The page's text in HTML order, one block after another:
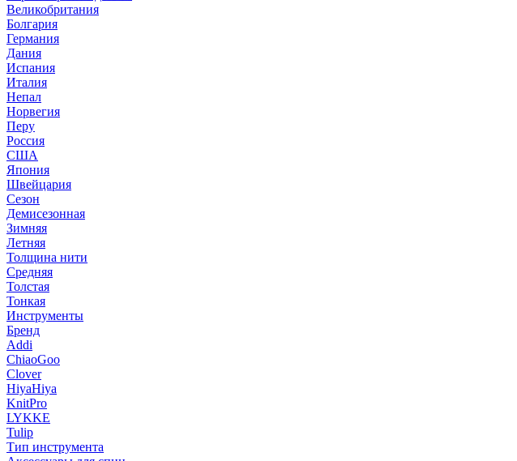
Великобритания
Болгария
Германия
Дания
Испания
Италия
Непал
Норвегия
Перу
Россия
США
Япония
Швейцария
Сезон
Демисезонная
Зимняя
Летняя
Толщина нити
Средняя
Толстая
Тонкая
Инструменты
Бренд
Addi
ChiaoGoo
Clover
HiyaHiya
KnitPro
LYKKE
Tulip
Тип инструмента